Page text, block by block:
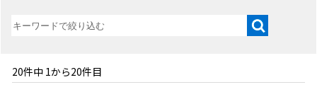
20件中 1から20件目